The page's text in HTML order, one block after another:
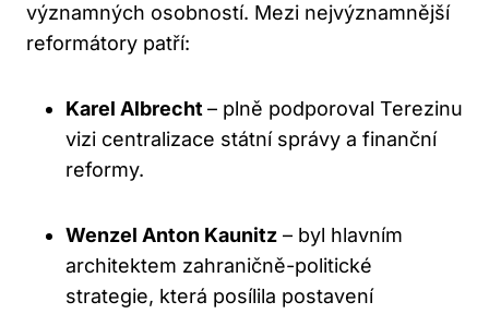
významných osobností. Mezi nejvýznamnější
reformátory patří:
Karel Albrecht – plně podporoval Terezinu
vizi centralizace státní správy a finanční
reformy.
Wenzel Anton Kaunitz – byl hlavním
architektem zahraničně-politické
strategie, která posílila postavení